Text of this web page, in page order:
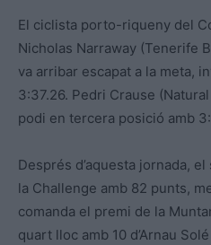
El ciclista porto-riqueny del
Nicholas Narraway (Tenerife
va arribar escapat a la meta,
3:37.26. Pedri Crause
podi en tercera posició amb
Després d’aquesta jornada,
la Challenge amb 82 punts,
comanda el premi de la
quart lloc amb 10 d’Arnau